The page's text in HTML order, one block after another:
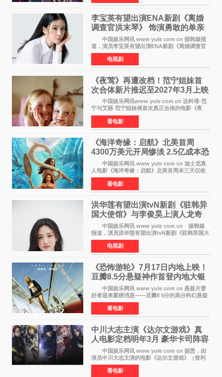
息，随后迅
李宝英有望出演ENA新剧《离婚
调查官洪末琴》 饰演勇敢的单亲
妈妈家事调查官
中国娱乐网讯 www yule com cn 据韩媒报
道，演员李宝英有望出演ENA新剧《离婚调查官
洪末琴》女主角，引发观众期待。 李宝英在
剧中饰演家庭法院家事调查官洪末琴一角——即
使在极限状况
电视剧
《夜莺》再遭改档！范宁姐妹首
次合体新片推迟至2027年3月上映
中国娱乐网讯www yule com cn 达科塔·范
宁与艾丽·范宁姐妹俩首次真正合体的电影《夜
莺》再度改档，从原定的2027年2月12日推迟至
同年3月19日北美上映，片方希望借此利用春假档
期争取更多年轻
看电影
《海洋奇缘：启航》北美首周
4300万美元开局惨淡 2.5亿成本恐
巨亏1亿
中国娱乐网讯 www yule com cn 迪士尼真
人电影《海洋奇缘：启航》北美首周末三天仅收
4300万美元（开画3827馆），中国内地首周票房
仅840万元人民币，全球开画票房约9500万美
元，远低于业内
看电影
洪华莲有望出演tvN新剧《驻韩异
国大使馆》与李俊昊上演人龙奇
幻罗曼史
中国娱乐网讯 www yule com cn 据韩媒
报道，演员洪华莲有望出演tvN新剧《驻韩异国大
使馆》女主角，与李俊昊合作，引发观众期
待。 该剧讲述了一位因管理驻韩异国大使馆
（负责管理居住在大
电视剧
《恐怖游轮》7月17日内地上映！
豆瓣8.5分悬疑神作首登内地大银
中国娱乐网讯 www yule com cn 悬疑片爱
好者迎来重磅消息——豆瓣8 5分的高分科幻悬疑
电影《恐怖游轮》正式宣布定档7月17日在内地上
映。这部由英国导演克里斯托弗·史密斯执导、惊
悚片女王梅
看电影
中川大志主演《达尔文游戏》真
人电影定档明年3月 豪华卡司阵容
公开
中国娱乐网讯 www yule com cn 据悉，由
演员中川大志主演的电影《达尔文游戏》（曾利
文彦执导）将于明年3月12日上映，该消息于7月9
日公布。 本片为累计发行量突破1000万册的
看电影